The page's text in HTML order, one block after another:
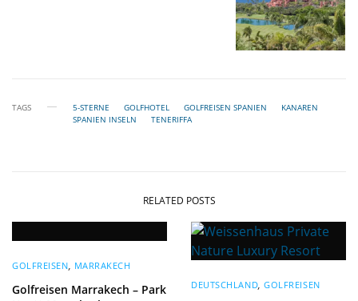
TAGS 5-STERNE GOLFHOTEL GOLFREISEN SPANIEN
KANAREN
SPANIEN INSELN
TENERIFFA
RELATED POSTS
GOLFREISEN MARRAKECH
Golfreisen Marrakech – Park
DEUTSCHLAND ,GOLFREISEN